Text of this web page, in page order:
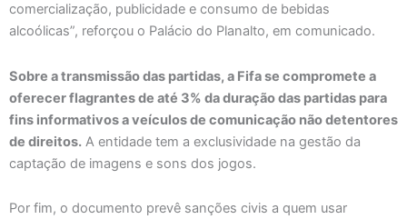
comercialização, publicidade e consumo de bebidas
alcoólicas”, reforçou o Palácio do Planalto, em comunicado.
Sobre a transmissão das partidas, a Fifa se compromete a
oferecer flagrantes de até 3% da duração das partidas para
fins informativos a veículos de comunicação não detentores
de direitos. A entidade tem a exclusividade na gestão da
captação de imagens e sons dos jogos.
Por fim, o documento prevê sanções civis a quem usar